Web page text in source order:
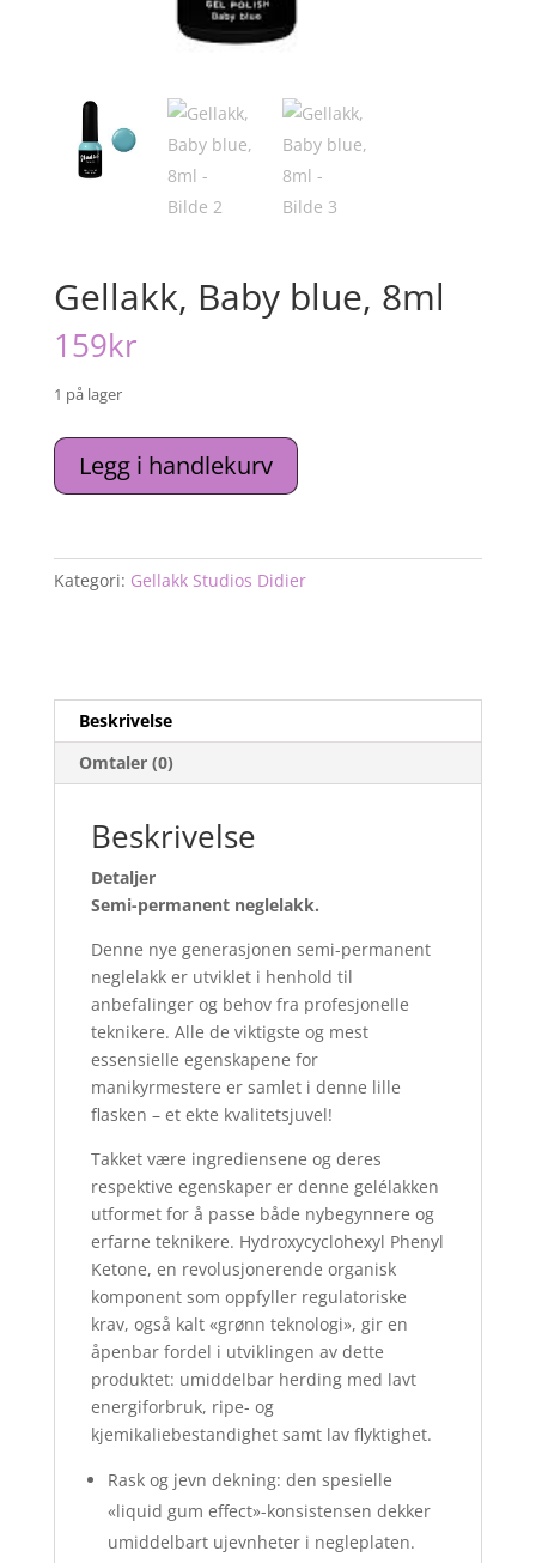
Gellakk, Baby blue, 8ml
159kr
1 på lager
Gellakk,
Baby
antall
Legg i handlekurv
Kategori: Gellakk Studios Didier
Beskrivelse
Omtaler (0)
Beskrivelse
Detaljer
Semi-permanent neglelakk.
Denne nye generasjonen semi-permanent
neglelakk er utviklet i henhold til
anbefalinger og behov fra profesjonelle
teknikere. Alle de viktigste og mest
essensielle egenskapene for
manikyrmestere er samlet i denne lille
flasken – et ekte kvalitetsjuvel!
Takket være ingrediensene og deres
respektive egenskaper er denne gelélakken
utformet for å passe både nybegynnere og
erfarne teknikere. Hydroxycyclohexyl Phenyl
Ketone, en revolusjonerende organisk
komponent som oppfyller regulatoriske
krav, også kalt «grønn teknologi», gir en
åpenbar fordel i utviklingen av dette
produktet: umiddelbar herding med lavt
energiforbruk, ripe- og
kjemikaliebestandighet samt lav flyktighet.
Rask og jevn dekning: den spesielle
«liquid gum effect»-konsistensen dekker
umiddelbart ujevnheter i negleplaten.